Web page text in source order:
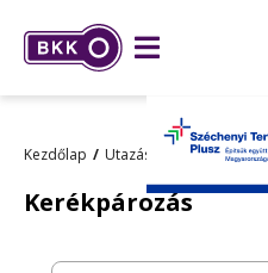
Kezdőlap Utazási információk
Kerékpározás